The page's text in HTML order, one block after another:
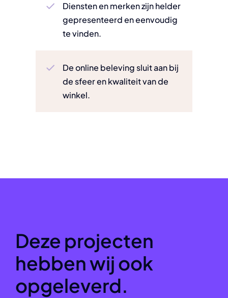
Diensten en merken zijn helder
gepresenteerd en eenvoudig
te vinden.
De online beleving sluit aan bij
de sfeer en kwaliteit van de
winkel.
Deze projecten
hebben wij ook
opgeleverd.